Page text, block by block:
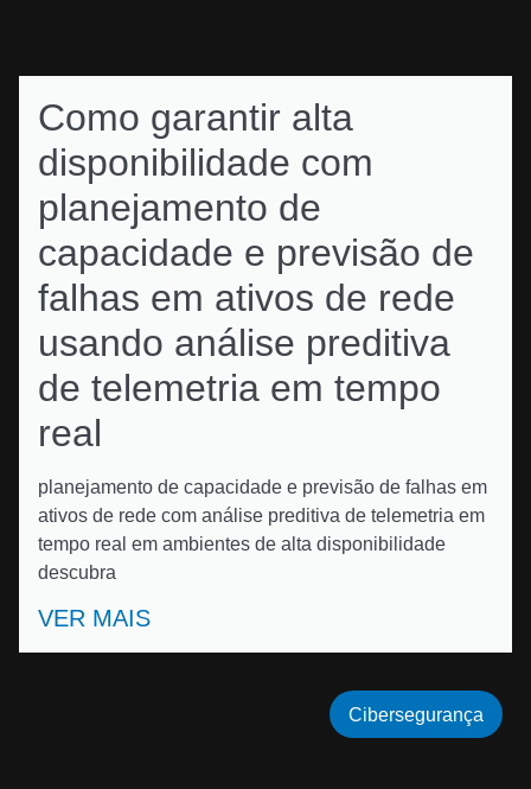
Como garantir alta
disponibilidade com
planejamento de
capacidade e previsão de
falhas em ativos de rede
usando análise preditiva
de telemetria em tempo
real
planejamento de capacidade e previsão de falhas em
ativos de rede com análise preditiva de telemetria em
tempo real em ambientes de alta disponibilidade
descubra
VER MAIS
Cibersegurança